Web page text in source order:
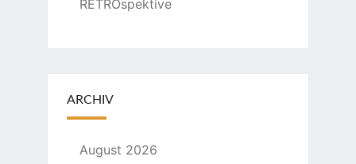
RETROspektive
ARCHIV
August 2026